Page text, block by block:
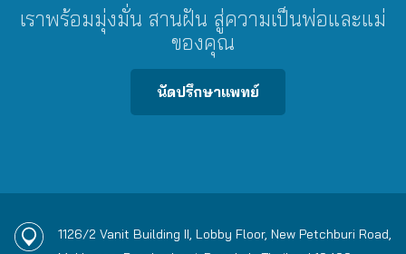
เราพร้อมมุ่งมั่น สานฝัน สู่ความเป็นพ่อและแม่
ของคุณ
นัดปรึกษาแพทย์
1126/2 Vanit Building II, Lobby Floor, New Petchburi Road,